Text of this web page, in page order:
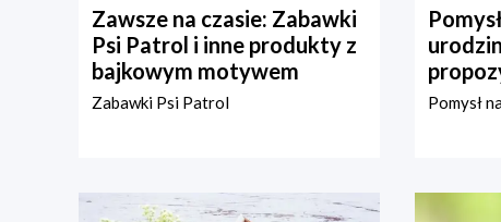
Zawsze na czasie: Zabawki
Psi Patrol i inne produkty z
bajkowym motywem
Zabawki Psi Patrol Pomysł